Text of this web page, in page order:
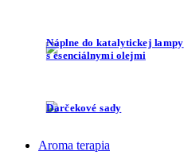
Náplne do katalytickej lampy
s esenciálnymi olejmi
Darčekové sady
Aroma terapia